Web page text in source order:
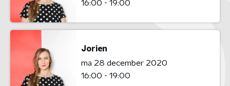
16:00 - 19:00
Jorien
ma 28 december 2020
16:00 - 19:00